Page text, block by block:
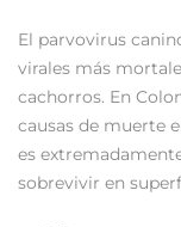
El parvovirus
virales más
cachorros. En
causas de muerte
es
sobrevivir en